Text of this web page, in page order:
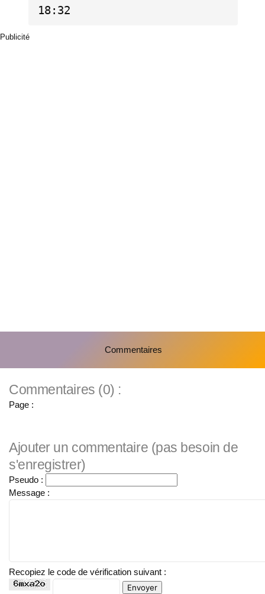
18:32
Publicité
Commentaires
Commentaires (0) :
Page :
Ajouter un commentaire (pas besoin de
s'enregistrer)
Pseudo :
Message :
Recopiez le code de vérification suivant :